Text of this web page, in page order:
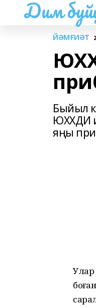
Дим
ЙӘМҒИӘТ
Быйыл
ЮХХДИ
яңы
Улар